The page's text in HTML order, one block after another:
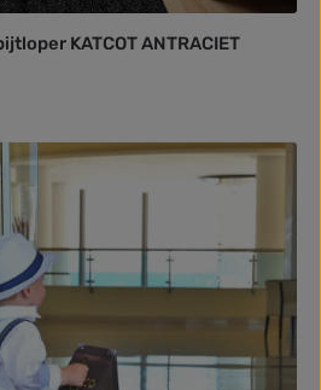
KATCOT ANTRACIET